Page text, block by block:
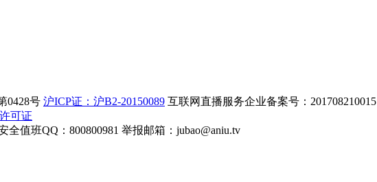
0428号 沪ICP证：沪B2-20150089 互联网直播服务企业备案号：201708210015
可证
全值班QQ：800800981 举报邮箱： jubao@aniu.tv